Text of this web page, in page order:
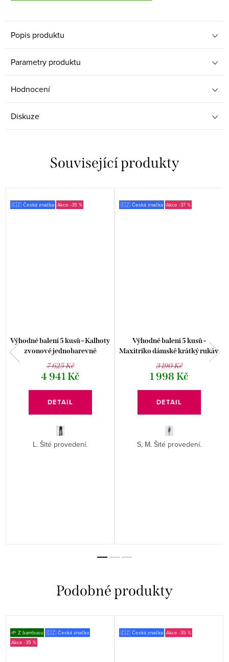
Popis produktu
Parametry produktu
Hodnocení
Diskuze
Související produkty
🇨🇿 Česká značka -35 %
Výhodné balení 5 kusů - Kalhoty
zvonové jednobarevné
prodloužená délka 96002P
7 625 Kč
4 941 Kč
DETAIL
L. Šité provedení.
🇨🇿 Česká značka -37 %
Výhodné balení 5 kusů -
Maxitriko dámské krátký rukáv
19118P
3 190 Kč
1 998 Kč
DETAIL
S, M. Šité provedení.
🌱 Z bambusu 🇨🇿 Česká značka
-35 %
🇨🇿 Česká značka -35 %